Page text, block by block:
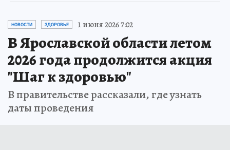
НОВОСТИ ЗДОРОВЬЕ 1 июня 2026 7:02
В Ярославской области летом
2026 года продолжится акция
"Шаг к здоровью"
В правительстве рассказали, где узнать
даты проведения